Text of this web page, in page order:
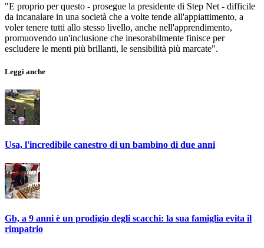
"E proprio per questo - prosegue la presidente di Step Net - difficile
da incanalare in una società che a volte tende all'appiattimento, a
voler tenere tutti allo stesso livello, anche nell'apprendimento,
promuovendo un'inclusione che inesorabilmente finisce per
escludere le menti più brillanti, le sensibilità più marcate".
Leggi anche
Usa, l'incredibile canestro di un bambino di due anni
Gb, a 9 anni è un prodigio degli scacchi: la sua famiglia evita il
rimpatrio